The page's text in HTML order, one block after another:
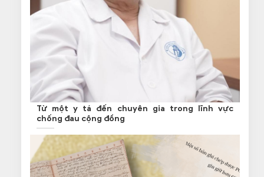
Từ một y tá đến chuyên gia trong lĩnh vực
chống đau cộng đồng